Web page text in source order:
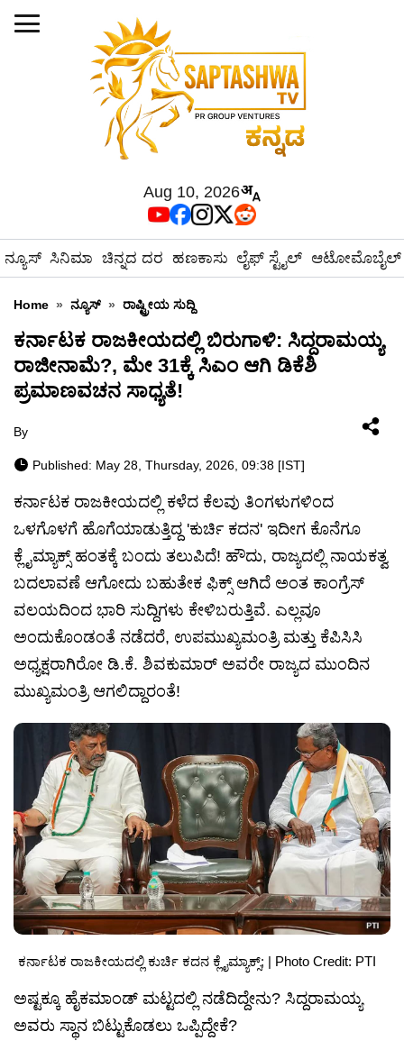
Aug 10, 2026
ನ್ಯೂಸ್ ಸಿನಿಮಾ ಚಿನ್ನದ ದರ ಹಣಕಾಸು ಲೈಫ್ ಸ್ಟೈಲ್ ಆಟೋಮೊಬೈಲ್
Home » ನ್ಯೂಸ್ » ರಾಷ್ಟ್ರೀಯ ಸುದ್ದಿ
ಕರ್ನಾಟಕ ರಾಜಕೀಯದಲ್ಲಿ ಬಿರುಗಾಳಿ: ಸಿದ್ದರಾಮಯ್ಯ
ರಾಜೀನಾಮೆ?, ಮೇ 31ಕ್ಕೆ ಸಿಎಂ ಆಗಿ ಡಿಕೆಶಿ
ಪ್ರಮಾಣವಚನ ಸಾಧ್ಯತೆ!
By
Published: May 28, Thursday, 2026, 09:38 [IST]
ಕರ್ನಾಟಕ ರಾಜಕೀಯದಲ್ಲಿ ಕಳೆದ ಕೆಲವು ತಿಂಗಳುಗಳಿಂದ
ಒಳಗೊಳಗೆ ಹೊಗೆಯಾಡುತ್ತಿದ್ದ 'ಕುರ್ಚಿ ಕದನ' ಇದೀಗ ಕೊನೆಗೂ
ಕ್ಲೈಮ್ಯಾಕ್ಸ್ ಹಂತಕ್ಕೆ ಬಂದು ತಲುಪಿದೆ! ಹೌದು, ರಾಜ್ಯದಲ್ಲಿ ನಾಯಕತ್ವ
ಬದಲಾವಣೆ ಆಗೋದು ಬಹುತೇಕ ಫಿಕ್ಸ್ ಆಗಿದೆ ಅಂತ ಕಾಂಗ್ರೆಸ್
ವಲಯದಿಂದ ಭಾರಿ ಸುದ್ದಿಗಳು ಕೇಳಿಬರುತ್ತಿವೆ. ಎಲ್ಲವೂ
ಅಂದುಕೊಂಡಂತೆ ನಡೆದರೆ, ಉಪಮುಖ್ಯಮಂತ್ರಿ ಮತ್ತು ಕೆಪಿಸಿಸಿ
ಅಧ್ಯಕ್ಷರಾಗಿರೋ ಡಿ.ಕೆ. ಶಿವಕುಮಾರ್ ಅವರೇ ರಾಜ್ಯದ ಮುಂದಿನ
ಮುಖ್ಯಮಂತ್ರಿ ಆಗಲಿದ್ದಾರಂತೆ!
ಕರ್ನಾಟಕ ರಾಜಕೀಯದಲ್ಲಿ ಕುರ್ಚಿ ಕದನ ಕ್ಲೈಮ್ಯಾಕ್ಸ್; | Photo Credit: PTI
ಅಷ್ಟಕ್ಕೂ ಹೈಕಮಾಂಡ್ ಮಟ್ಟದಲ್ಲಿ ನಡೆದಿದ್ದೇನು? ಸಿದ್ದರಾಮಯ್ಯ
ಅವರು ಸ್ಥಾನ ಬಿಟ್ಟುಕೊಡಲು ಒಪ್ಪಿದ್ದೇಕೆ?